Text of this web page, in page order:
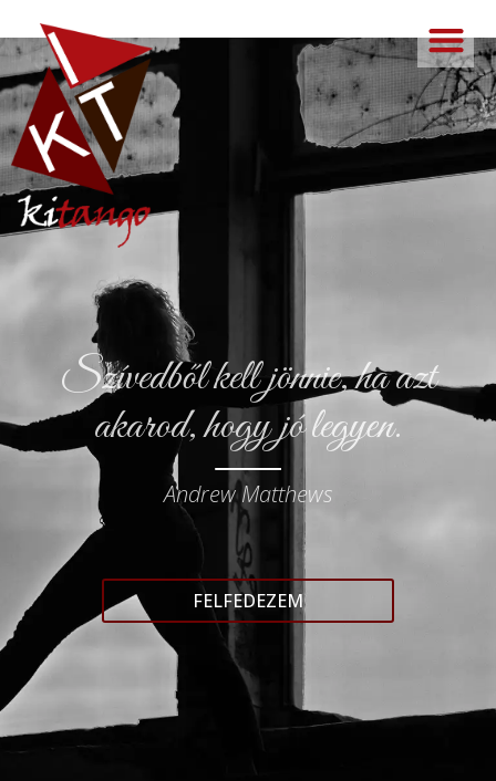
Szívedből kell jönnie, ha azt
akarod, hogy jó legyen.
Andrew Matthews
FELFEDEZEM